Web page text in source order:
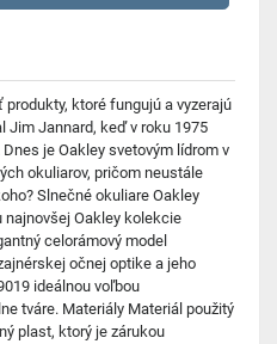
ktoré fungujú a vyzerajú
Jim Jannard, keď v roku 1975
je Oakley svetovým lídrom v
okuliarov, pričom neustále
Slnečné okuliare Oakley
najnovšej Oakley kolekcie
celorámový model
očnej optike a jeho
ideálnou voľbou
tváre. Materiály Materiál použitý
plast, ktorý je zárukou